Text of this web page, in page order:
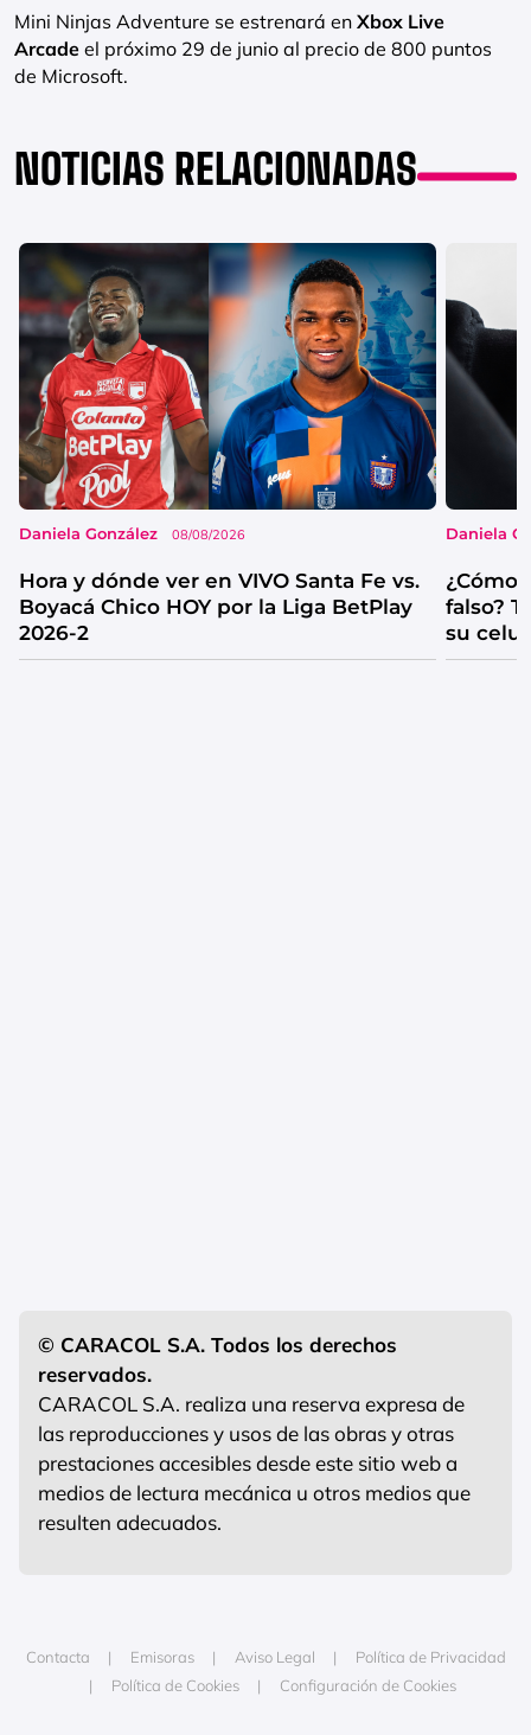
Mini Ninjas Adventure se estrenará en Xbox Live
Arcade el próximo 29 de junio al precio de 800 puntos
de Microsoft.
NOTICIAS RELACIONADAS
Daniela González 08/08/2026
Hora y dónde ver en VIVO Santa Fe vs.
Boyacá Chico HOY por la Liga BetPlay
2026-2
Daniela
¿Cómo
falso?
su
© CARACOL S.A. Todos los derechos
reservados.
CARACOL S.A. realiza una reserva expresa de
las reproducciones y usos de las obras y otras
prestaciones accesibles desde este sitio web a
medios de lectura mecánica u otros medios que
resulten adecuados.
Contacta Emisoras Aviso Legal
Política de Privacidad
Política de Cookies
Configuración de Cookies